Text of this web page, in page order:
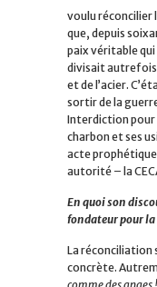
voulu réconcilier
que, depuis
paix véritable qui
divisait
et de l’acier.
sortir de la
Interdiction pour
charbon et ses
acte
autorité – la
En quoi son
fondateur pour
La réconciliation
concrète.